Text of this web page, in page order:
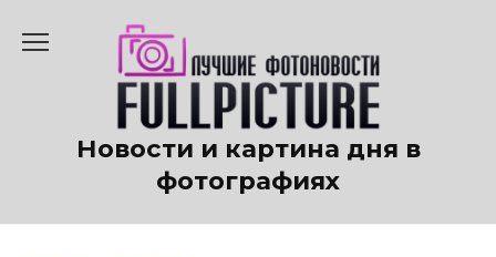
содержанию
Новости и картина дня в
фотографиях